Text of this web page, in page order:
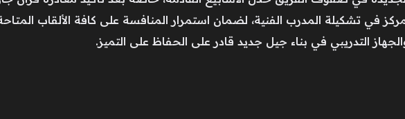
في تشكيلة المدرب الفنية، لضمان استمرار المنافسة على كافة الألقاب
التدريبي في بناء جيل جديد قادر على الحفاظ على التميز.